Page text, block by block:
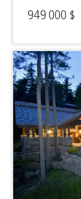
949 000 $